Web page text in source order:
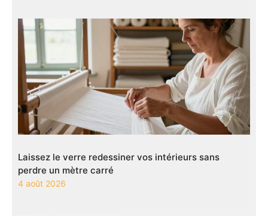
Laissez le verre redessiner vos intérieurs sans
perdre un mètre carré
4 août 2026